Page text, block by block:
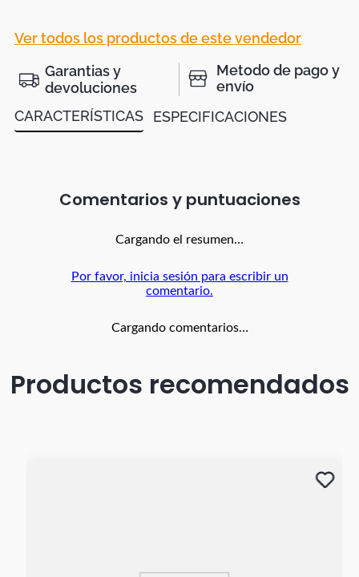
Ver todos los productos de este vendedor
Garantias y
devoluciones
Metodo de pago y
envío
CARACTERÍSTICAS
ESPECIFICACIONES
Comentarios
Cargando el resumen…
Por favor, inicia sesión para escribir un
comentario.
Cargando comentarios…
Productos recomendados